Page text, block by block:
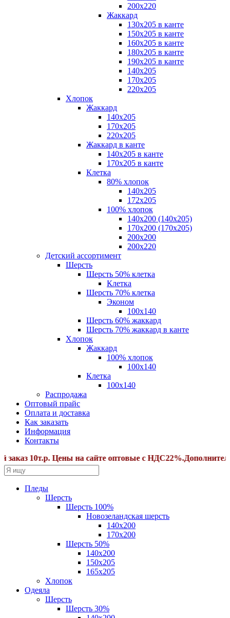
200х220
Жаккард
130х205 в канте
150х205 в канте
160х205 в канте
180х205 в канте
190х205 в канте
140х205
170х205
220х205
Хлопок
Жаккард
140x205
170х205
220х205
Жаккард в канте
140х205 в канте
170х205 в канте
Клетка
80% хлопок
140x205
172х205
100% хлопок
140x200 (140х205)
170x200 (170х205)
200х200
200х220
Детский ассортимент
Шерсть
Шерсть 50% клетка
Клетка
Шерсть 70% клетка
Эконом
100x140
Шерсть 60% жаккард
Шерсть 70% жаккард в канте
Хлопок
Жаккард
100% хлопок
100x140
Клетка
100х140
Распродажа
Оптовый прайс
Оплата и доставка
Как заказать
Информация
Контакты
10т.р. Цены на сайте оптовые с
Пледы
Шерсть
Шерсть 100%
Новозеландская шерсть
140х200
170x200
Шерсть 50%
140x200
150х205
165х205
Хлопок
Одеяла
Шерсть
Шерсть 30%